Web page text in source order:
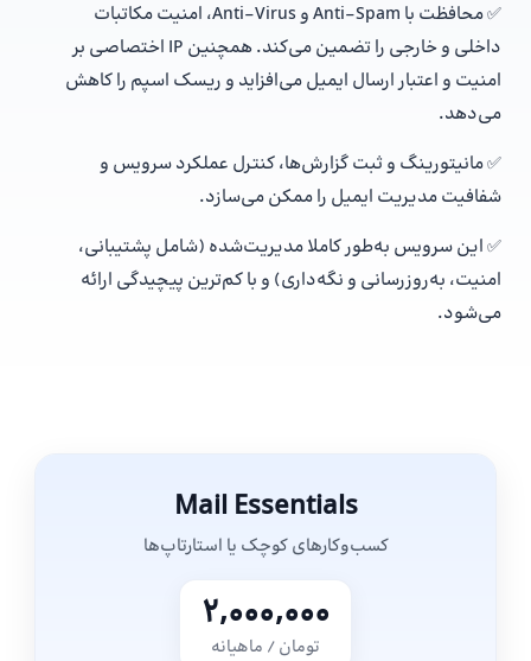
✅ محافظت با Anti-Spam و Anti-Virus، امنیت مکاتبات
داخلی و خارجی را تضمین می‌کند. همچنین IP اختصاصی بر
امنیت و اعتبار ارسال ایمیل می‌افزاید و ریسک اسپم را کاهش
می‌دهد.
✅ مانیتورینگ و ثبت گزارش‌ها، کنترل عملکرد سرویس و
شفافیت مدیریت ایمیل را ممکن می‌سازد.
✅ این سرویس به‌طور کاملا مدیریت‌شده (شامل پشتیبانی،
امنیت، به‌روزرسانی و نگه‌داری) و با کم‌ترین پیچیدگی ارائه
می‌شود.
Mail Essentials
کسب‌وکارهای کوچک یا استارتاپ‌ها
۲,۰۰۰,۰۰۰
تومان / ماهیانه